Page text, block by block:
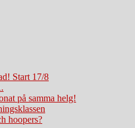
Start 17/8
på samma helg!
hoopers?